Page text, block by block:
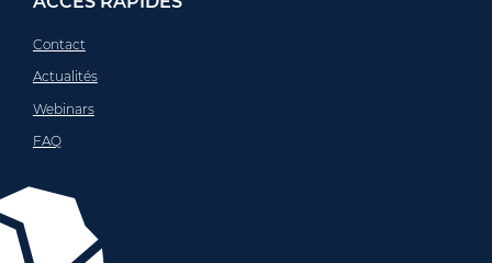
Contact
Actualités
Webinars
FAQ